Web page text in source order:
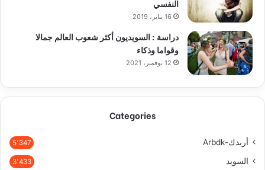
النفسي
16 يناير، 2019
دراسة : السويديون أكثر شعوب العالم جمالا
وقواما وذكاء
12 نوفمبر، 2021
Categories
أربدك-Arbdk 5٬347
السويد 3٬433